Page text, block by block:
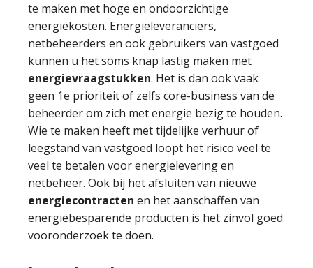
te maken met hoge en ondoorzichtige
energiekosten. Energieleveranciers,
netbeheerders en ook gebruikers van vastgoed
kunnen u het soms knap lastig maken met
energievraagstukken. Het is dan ook vaak
geen 1e prioriteit of zelfs core-business van de
beheerder om zich met energie bezig te houden.
Wie te maken heeft met tijdelijke verhuur of
leegstand van vastgoed loopt het risico veel te
veel te betalen voor energielevering en
netbeheer. Ook bij het afsluiten van nieuwe
energiecontracten en het aanschaffen van
energiebesparende producten is het zinvol goed
vooronderzoek te doen.